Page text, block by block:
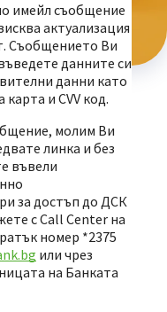
имейл съобщение
актуализация
Съобщението Ви
данните си
данни като
и CVV код.
молим Ви
линка и без
въвели
за достъп до ДСК
с Call Center на
номер *2375
или чрез
на Банката